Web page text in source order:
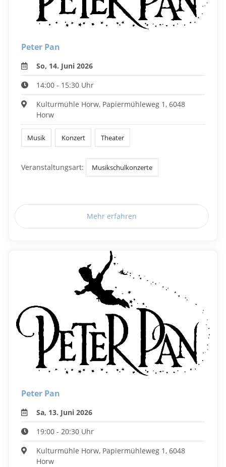
Peter Pan
So, 14. Juni 2026
14:00 - 15:30 Uhr
Kulturmühle Horw, Papiermühleweg 1, 6048
Horw
Musik Konzert Theater
Veranstaltungsart: Musikschulkonzerte
Mehr erfahren
Peter Pan
Sa, 13. Juni 2026
19:00 - 20:30 Uhr
Kulturmühle Horw, Papiermühleweg 1, 6048
Horw